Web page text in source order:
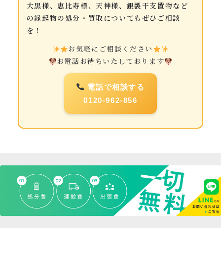
大黒様、恵比寿様、天神様、銀製干支置物など
の縁起物の処分・買取についてもぜひご相談
を！
お気軽にご相談ください
お電話お待ちいたしております
電話で相談する
0120-962-856